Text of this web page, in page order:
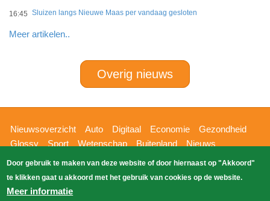
16:45 Sluizen langs Nieuwe Maas per vandaag gesloten
Meer artikelen..
Overig nieuws
Hoofdnavigatie
Nieuwsoverzicht Auto Digitaal Economie
Gezondheid
Glossy
Sport Wetenschap Buitenland
Nieuws
Bizzpress
Blik op 112 Provincies
Weekoverzicht
Zoeken
Copyright Blik Op Nieuws 2026gehost
Door gebruik te maken van deze website of door hiernaast op "Akkoord"
te klikken gaat u akkoord met het gebruik van cookies op de website.
Meer informatie